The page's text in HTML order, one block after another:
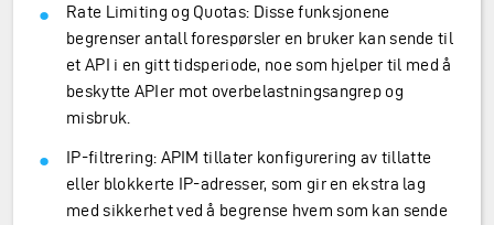
Rate Limiting og Quotas: Disse funksjonene
begrenser antall forespørsler en bruker kan sende til
et API i en gitt tidsperiode, noe som hjelper til med å
beskytte APIer mot overbelastningsangrep og
misbruk.
IP-filtrering: APIM tillater konfigurering av tillatte
eller blokkerte IP-adresser, som gir en ekstra lag
med sikkerhet ved å begrense hvem som kan sende